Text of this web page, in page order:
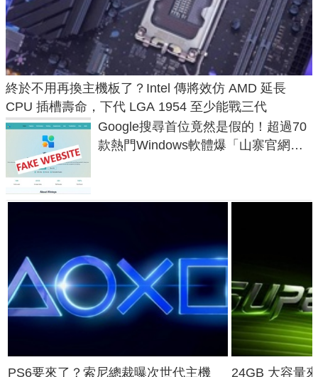
終於不用再換主機板了？Intel 傳將效仿 AMD 延長
CPU 插槽壽命，下代 LGA 1954 至少能戰三代
Google搜尋首位竟然是假的！超過70
款熱門Windows軟體爆「山寨官網」
PS6要來了？索尼總裁曝次世代主機
24GB 大容量